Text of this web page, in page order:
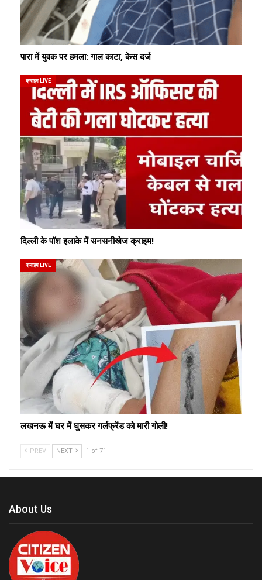
पारा में युवक पर हमला: गाल काटा, केस दर्ज
क्राइम LIVE
दिल्ली के पॉश इलाके में सनसनीखेज क्राइम!
क्राइम LIVE
लखनऊ में घर में घुसकर गर्लफ्रेंड को मारी गोली!
PREV NEXT 1 of 71
About Us